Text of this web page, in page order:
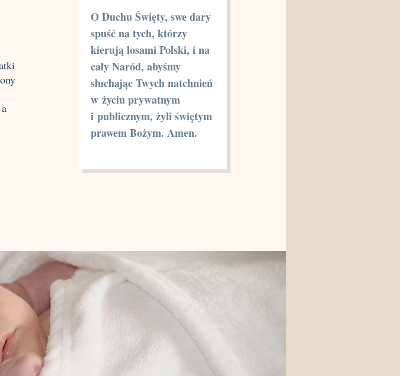
O Duchu Święty, swe dary
spuść na tych, którzy
kierują losami Polski, i na
cały Naród, abyśmy
słuchając Twych natchnień
w życiu prywatnym
i publicznym, żyli świętym
prawem Bożym. Amen.